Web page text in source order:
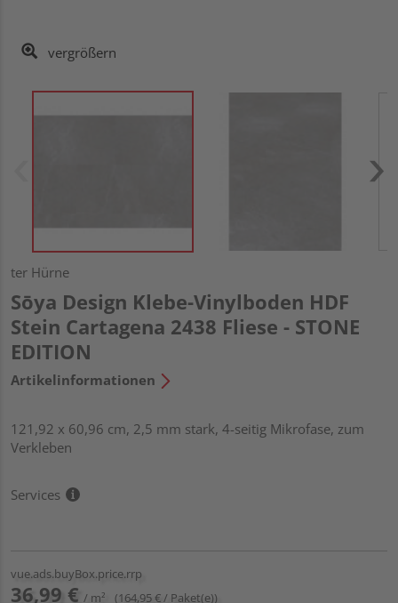
vergrößern
ter Hürne
Sōya Design Klebe-Vinylboden HDF
Stein Cartagena 2438 Fliese - STONE
EDITION
Artikelinformationen
121,92 x 60,96 cm, 2,5 mm stark, 4-seitig Mikrofase, zum
Verkleben
Services
vue.ads.buyBox.price.rrp
36,99 € / m² (164,95 € / Paket(e))